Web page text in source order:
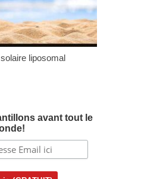
liposomal
avant tout le